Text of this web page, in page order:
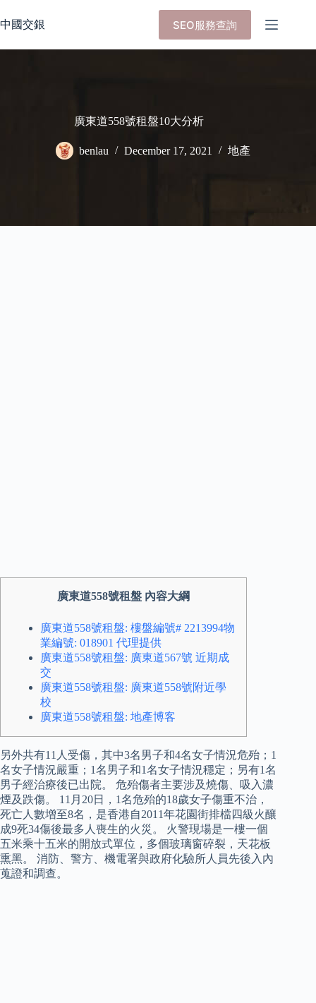
to
content
中國交銀 SEO服務查詢
廣東道558號租盤10大分析
benlau December 17, 2021 地產
廣東道558號租盤 內容大綱
廣東道558號租盤: 樓盤編號# 2213994物
業編號: 018901 代理提供
廣東道558號租盤: 廣東道567號 近期成
交
廣東道558號租盤: 廣東道558號附近學
校
廣東道558號租盤: 地產博客
另外共有11人受傷，其中3名男子和4名女子情況危殆；1
名女子情況嚴重；1名男子和1名女子情況穩定；另有1名
男子經治療後已出院。 危殆傷者主要涉及燒傷、吸入濃
煙及跌傷。 11月20日，1名危殆的18歲女子傷重不治，
死亡人數增至8名，是香港自2011年花園街排檔四級火釀
成9死34傷後最多人喪生的火災。 火警現場是一樓一個
五米乘十五米的開放式單位，多個玻璃窗碎裂，天花板
熏黑。 消防、警方、機電署與政府化驗所人員先後入內
蒐證和調查。